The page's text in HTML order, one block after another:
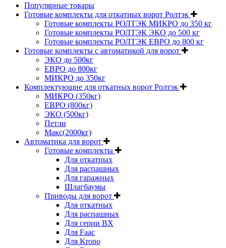
Популярные товары
Готовые комплекты для откатных ворот Ролтэк
Готовые комплекты РОЛТЭК МИКРО до 350 кг
Готовые комплекты РОЛТЭК ЭКО до 500 кг
Готовые комплекты РОЛТЭК ЕВРО до 800 кг
Готовые комплекты с автоматикой для ворот
ЭКО до 500кг
ЕВРО до 800кг
МИКРО до 350кг
Комплектующие для откатных ворот Ролтэк
МИКРО (350кг)
ЕВРО (800кг)
ЭКО (500кг)
Петли
Макс(2000кг)
Автоматика для ворот
Готовые комплекты
Для откатных
Для распашных
Для гаражных
Шлагбаумы
Приводы для ворот
Для откатных
Для распашных
Для серии BX
Для Faac
Для Krono